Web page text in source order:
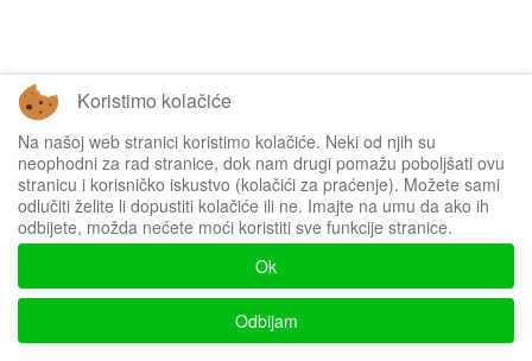
Koristimo kolačiće
Na našoj web stranici koristimo kolačiće. Neki od njih su
neophodni za rad stranice, dok nam drugi pomažu poboljšati ovu
stranicu i korisničko iskustvo (kolačići za praćenje). Možete sami
odlučiti želite li dopustiti kolačiće ili ne. Imajte na umu da ako ih
odbijete, možda nećete moći koristiti sve funkcije stranice.
Ok
Odbijam